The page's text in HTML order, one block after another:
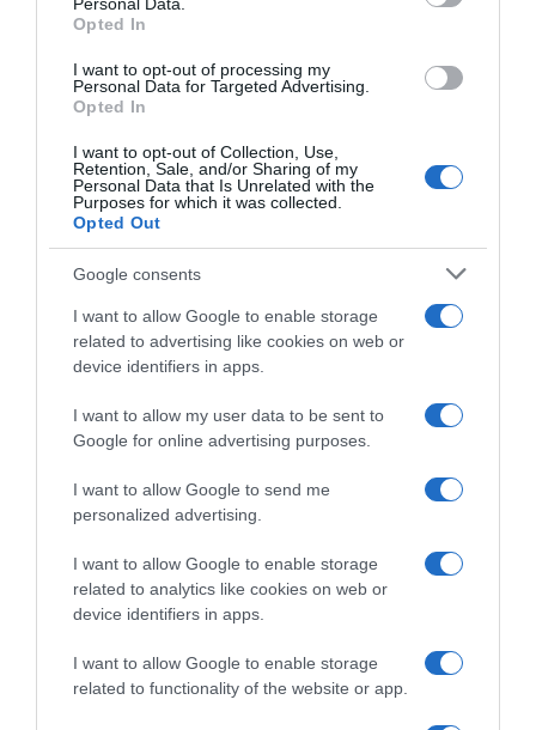
Opted In
I want to opt-out of processing my
Personal Data for Targeted Advertising.
Opted In
I want to opt-out of Collection, Use,
Retention, Sale, and/or Sharing of my
Personal Data that Is Unrelated with the
Purposes for which it was collected.
Opted Out
Google consents
I want to allow Google to enable storage
related to advertising like cookies on web or
device identifiers in apps.
I want to allow my user data to be sent to
Google for online advertising purposes.
I want to allow Google to send me
personalized advertising.
I want to allow Google to enable storage
related to analytics like cookies on web or
device identifiers in apps.
I want to allow Google to enable storage
related to functionality of the website or app.
ΔΙΑΒΆΣΤΕ ΣΤΟ «Π»